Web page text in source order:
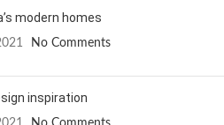
modern homes
No Comments
inspiration